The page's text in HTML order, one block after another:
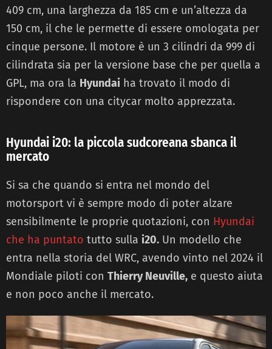
409 cm, una larghezza da 185 cm e un’altezza da
150 cm, il che le permette di essere omologata per
cinque persone. Il motore è un 3 cilindri da 999 di
cilindrata sia per la versione base che per quella a
GPL, ma ora la Hyundai ha trovato il modo di
rispondere con una citycar molto apprezzata.
Hyundai i20: la piccola sudcoreana sbanca il
mercato
Si sa che quando si entra nel mondo del
motorsport vi è sempre modo di poter alzare
sensibilmente le proprie quotazioni, con Hyundai
che ha puntato tutto sulla i20. Un modello che
entra nella storia del WRC, avendo vinto nel 2024 il
Mondiale piloti con Thierry Neuville, e questo aiuta
e non poco anche il mercato.